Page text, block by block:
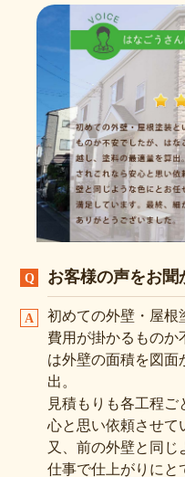
お客様の声をお聞
初めての外壁・屋根
費用が掛かるもの
は外壁の面積を図
出。
見積もりも各工程
心と思い依頼させて
又、前の外壁と同
仕事で仕上がりにと